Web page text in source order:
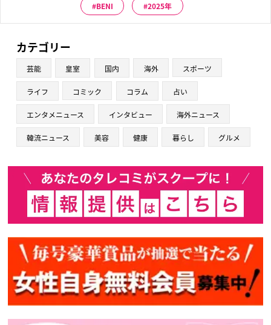
BENI 2025年
カテゴリー
芸能 皇室 国内 海外 スポーツ
ライフ コミック コラム 占い
エンタメニュース インタビュー 海外ニュース
韓流ニュース 美容 健康 暮らし グルメ